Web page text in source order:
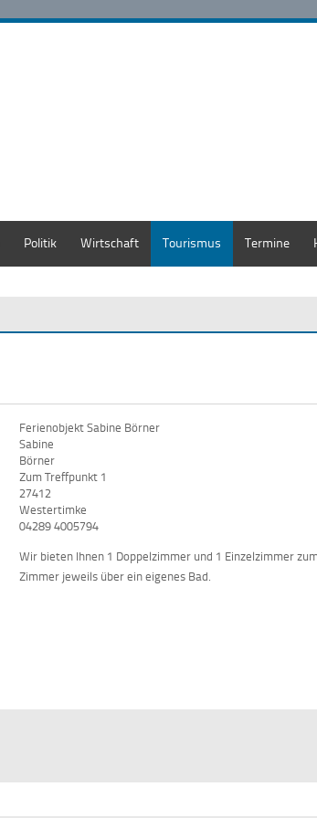
Politik Wirtschaft Tourismus Termine
Ferienobjekt Sabine Börner
Sabine
Börner
Zum Treffpunkt 1
27412
Westertimke
04289 4005794
Wir bieten Ihnen 1 Doppelzimmer und 1 Einzelzimmer
Zimmer jeweils über ein eigenes Bad.